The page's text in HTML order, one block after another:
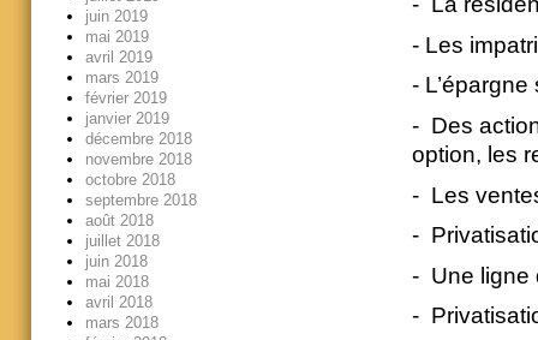
- Les
-
- Des
option, les
- Les
-
- Une ligne
-
juin 2019
mai 2019
avril 2019
mars 2019
février 2019
janvier 2019
décembre 2018
novembre 2018
octobre 2018
septembre 2018
août 2018
juillet 2018
juin 2018
mai 2018
avril 2018
mars 2018